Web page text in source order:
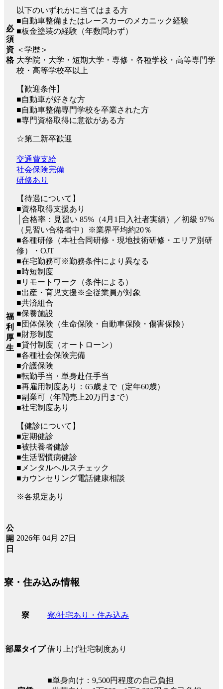
必
須
資
格
以下のいずれかに当てはまる方
■自動車整備またはレースカーのメカニック経験
■板金塗装の経験（年数問わず）
＜学歴＞
大学院・大学・短期大学・専修・各種学校・高等専門学
校・高等学校卒以上
【歓迎条件】
■自動車が好きな方
■自動車整備専門学校を卒業された方
■専門資格取得に意欲がある方
☆第二新卒歓迎
福
利
厚
生
交通費支給
社会保険完備
研修あり
【待遇について】
■資格取得支援あり
│合格率：見習い 85%（4月1日入社者実績）／初級 97%
（見習い合格者中）※業界平均約20％
■各種研修（本社合同研修・現地技術研修・エリア別研
修）・OJT
■在宅勤務可※勤務条件により異なる
■時短制度
■リモートワーク（条件による）
■出産・育児支援※全従業員が対象
■共済組合
■保養施設
■団体保険（生命保険・自動車保険・傷害保険）
■財形制度
■貸付制度（オートローン）
■各種社会保険完備
■介護保険
■転勤手当・単身赴任手当
■再雇用制度あり：65歳まで（定年60歳）
■副業可（年間売上20万円まで）
■社宅制度あり
【健診について】
■定期健診
■被扶養者健診
■生活習慣病健診
■メンタルヘルスチェック
■カウンセリング電話健康相談
※各規定あり
公
開
日
2026年 04月 27日
寮・住み込み情報
寮 寮/社宅あり・住み込み
部屋タイプ 借り上げ社宅制度あり
■単身向け：9,500円程度の自己負担